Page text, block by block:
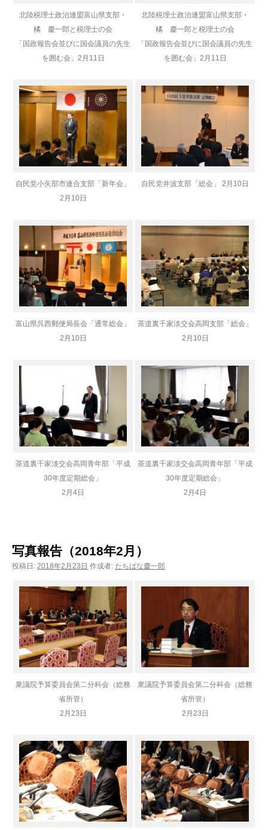
北陸税理士政治連盟富山県支部・
橘 慶一郎と税理士の会
「国政報告会並びに国会議員の先生
を囲む会」 2月11日
北陸税理士政治連盟富山県支部・
橘 慶一郎と税理士の会
「国政報告会並びに国会議員の先生
を囲む会」 2月11日
自民党小矢部市連合支部「新年会」
2月10日
自民党井波支部「総会」 2月10日
富山県呉西郵便局長会「通常総会」
2月10日
茶道裏千家淡交会高岡支部「総会」
2月10日
茶道裏千家淡交会高岡青年部「平成
30年度定期総会」
2月4日
茶道裏千家淡交会高岡青年部「平成
30年度定期総会」
2月4日
写真報告（2018年2月）
投稿日: 2018年2月23日 作成者: たちばな慶一郎
衆議院予算委員会第二分科会（総務
省所管）
2月23日
衆議院予算委員会第二分科会（総務
省所管）
2月23日